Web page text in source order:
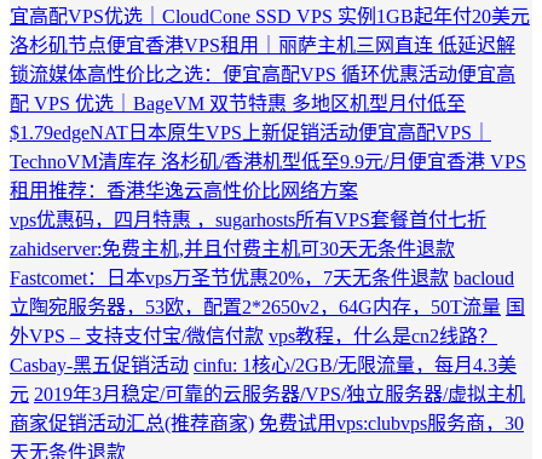
宜高配VPS优选｜CloudCone SSD VPS 实例1GB起年付20美元
洛杉矶节点便宜香港VPS租用｜丽萨主机三网直连 低延迟解
锁流媒体高性价比之选：便宜高配VPS 循环优惠活动便宜高
配 VPS 优选｜BageVM 双节特惠 多地区机型月付低至
$1.79edgeNAT日本原生VPS上新促销活动便宜高配VPS｜
TechnoVM清库存 洛杉矶/香港机型低至9.9元/月 便宜香港 VPS
租用推荐：香港华逸云高性价比网络方案
vps优惠码，四月特惠 ，sugarhosts所有VPS套餐首付七折
zahidserver:免费主机,并且付费主机可30天无条件退款
Fastcomet：日本vps万圣节优惠20%，7天无条件退款 bacloud
立陶宛服务器，53欧，配置2*2650v2，64G内存，50T流量 国
外VPS – 支持支付宝/微信付款 vps教程，什么是cn2线路？
Casbay-黑五促销活动 cinfu: 1核心/2GB/无限流量，每月4.3美
元 2019年3月稳定/可靠的云服务器/VPS/独立服务器/虚拟主机
商家促销活动汇总(推荐商家) 免费试用vps:clubvps服务商，30
天无条件退款